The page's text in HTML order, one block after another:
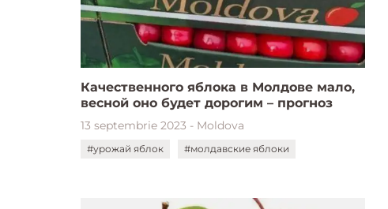
Качественного яблока в Молдове мало,
весной оно будет дорогим – прогноз
13 septembrie 2023 - Moldova
#урожай яблок #молдавские яблоки